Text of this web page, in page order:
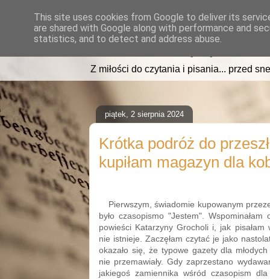
read2sleep.pl
Z miłości do czytania i pisania... przed
piątek, 2 sierpnia 2024
Krótka podróż do
kupiłam magazyn dla
Pierwszym, świadomie kupowanym
było czasopismo "Jestem".
powieści Katarzyny Grocholi i, jak
nie istnieje. Zaczęłam czytać je jako
okazało się, że typowe gazety dla
nie przemawiały. Gdy zaprzestano
jakiegoś zamiennika wśród czasopism
This site uses cookies from Google to deliver its
are shared with Google along with performance and
statistics, and to detect and address abuse.